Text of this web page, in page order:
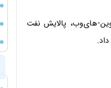
های‌وب، پالایش نفت